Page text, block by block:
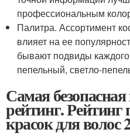
профессиональным
Палитра. Ассортимент
влияет на ее
бывают подвиды
пепельный, светло-
Самая
рейтинг.
красок для волос